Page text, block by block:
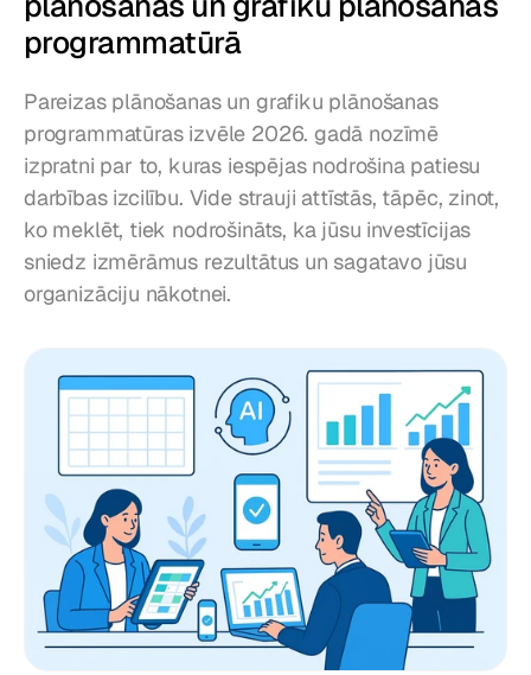
programmatūrā
Pareizas plānošanas un grafiku plānošanas
programmatūras izvēle 2026. gadā nozīmē
izpratni par to, kuras iespējas nodrošina patiesu
darbības izcilību. Vide strauji attīstās, tāpēc, zinot,
ko meklēt, tiek nodrošināts, ka jūsu investīcijas
sniedz izmērāmus rezultātus un sagatavo jūsu
organizāciju nākotnei.